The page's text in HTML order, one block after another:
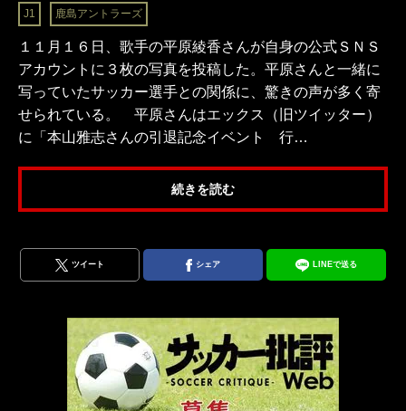
J1 鹿島アントラーズ
１１月１６日、歌手の平原綾香さんが自身の公式ＳＮＳ
アカウントに３枚の写真を投稿した。平原さんと一緒に
写っていたサッカー選手との関係に、驚きの声が多く寄
せられている。 平原さんはエックス（旧ツイッター）
に「本山雅志さんの引退記念イベント 行…
続きを読む
ツイート シェア LINEで送る